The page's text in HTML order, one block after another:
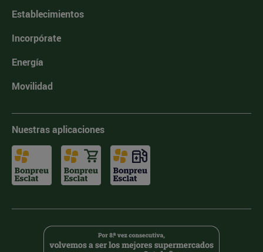
Establecimientos
Incorpórate
Energía
Movilidad
Nuestras aplicaciones